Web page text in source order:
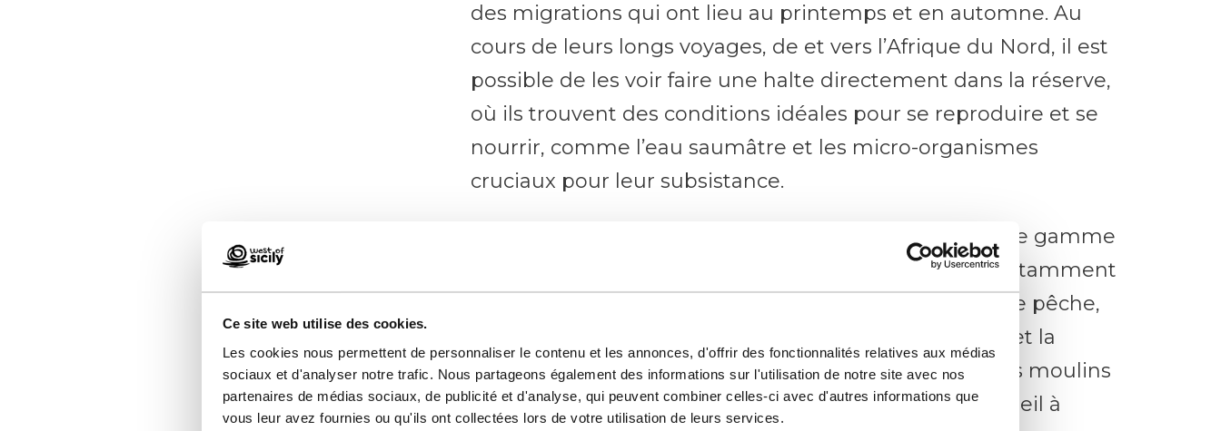
Ce site web utilise des cookies.
Les cookies nous permettent de personnaliser le contenu et les annonces, d'offrir des fonctionnalités relatives aux médias
sociaux et d'analyser notre trafic. Nous partageons également des informations sur l'utilisation de notre site avec nos
partenaires de médias sociaux, de publicité et d'analyse, qui peuvent combiner celles-ci avec d'autres informations que
vous leur avez fournies ou qu'ils ont collectées lors de votre utilisation de leurs services.
des migrations qui ont lieu au printemps et en automne. Au
cours de leurs longs voyages, de et vers l’Afrique du Nord, il est
possible de les voir faire une halte directement dans la réserve,
où ils trouvent des conditions idéales pour se reproduire et se
nourrir, comme l’eau saumâtre et les micro-organismes
cruciaux pour leur subsistance.
La réserve et les zones environnantes offrent une large gamme
d’activités pour les amateurs de sports de plein air, notamment
l’observation des oiseaux, la randonnée, le tourisme de pêche,
les excursions en bateau, le canoë, la voile, le kitesurf et la
planche à voile. Faire du kite parmi les salines, avec les moulins
à vent à l’horizon et en toile de fond un coucher de soleil à